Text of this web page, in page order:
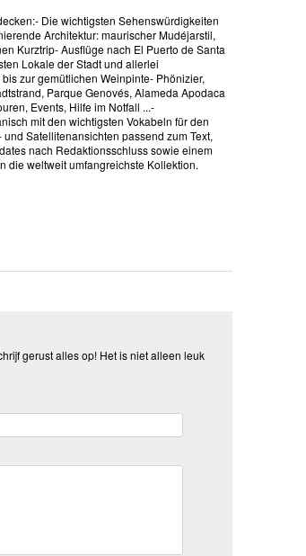
Die wichtigsten Sehenswürdigkeiten
Architektur: maurischer Mudéjarstil,
Kurztrip- Ausflüge nach El Puerto de Santa
Lokale der Stadt und allerlei
zur gemütlichen Weinpinte- Phönizier,
Parque Genovés, Alameda Apodaca
Events, Hilfe im Notfall ...-
mit den wichtigsten Vokabeln für den
Satellitenansichten passend zum Text,
nach Redaktionsschluss sowie einem
die weltweit umfangreichste Kollektion.
gerust alles op! Het is niet alleen leuk